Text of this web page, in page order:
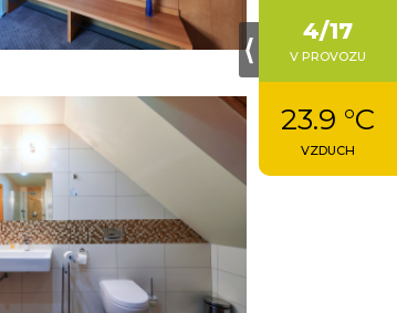
NABÍDKA PRÁCE
⟨
4/17
V PROVOZU
23.9 °C
VZDUCH